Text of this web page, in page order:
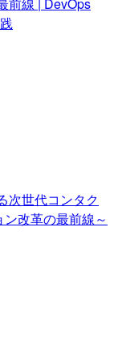
前線 | DevOps
次世代コンタク
改革の最前線～